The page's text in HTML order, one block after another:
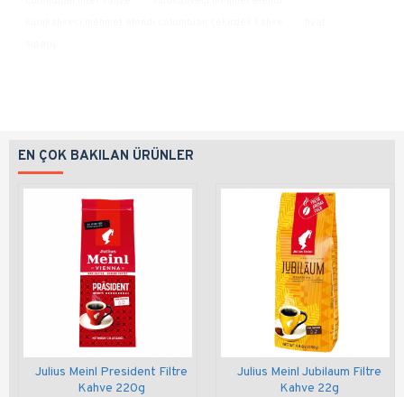
EN ÇOK BAKILAN ÜRÜNLER
Julius Meinl President Filtre
Kahve 220g
Julius Meinl Jubilaum Filtre
Kahve 22g